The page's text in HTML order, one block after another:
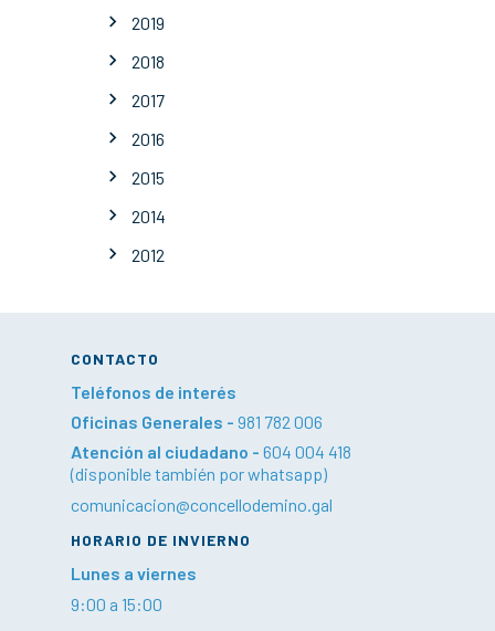
2019
2018
2017
2016
2015
2014
2012
CONTACTO
Teléfonos de interés
Oficinas Generales - 981 782 006
Atención al ciudadano - 604 004 418
(disponible también por whatsapp)
comunicacion@concellodemino.gal
HORARIO DE INVIERNO
Lunes a viernes
9:00 a 15:00